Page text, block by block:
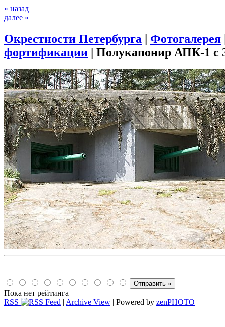
« назад
далее »
Окрестности Петербурга | Фотогалерея
фортификации | Полукапонир АПК-1 с
Пока нет рейтинга
RSS
| Archive View | Powered by zenPHOTO